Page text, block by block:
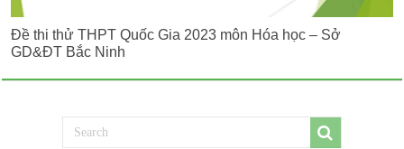
Đề thi thử THPT Quốc Gia 2023 môn Hóa học – Sở
GD&ĐT Bắc Ninh